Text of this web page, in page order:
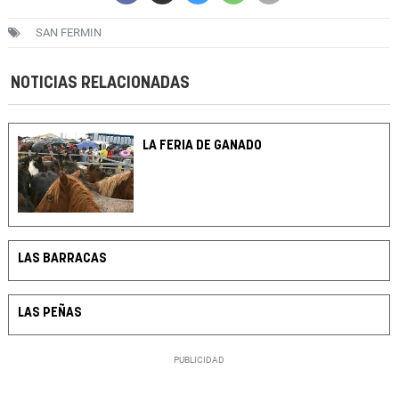
SAN FERMIN
NOTICIAS RELACIONADAS
LA FERIA DE GANADO
LAS BARRACAS
LAS PEÑAS